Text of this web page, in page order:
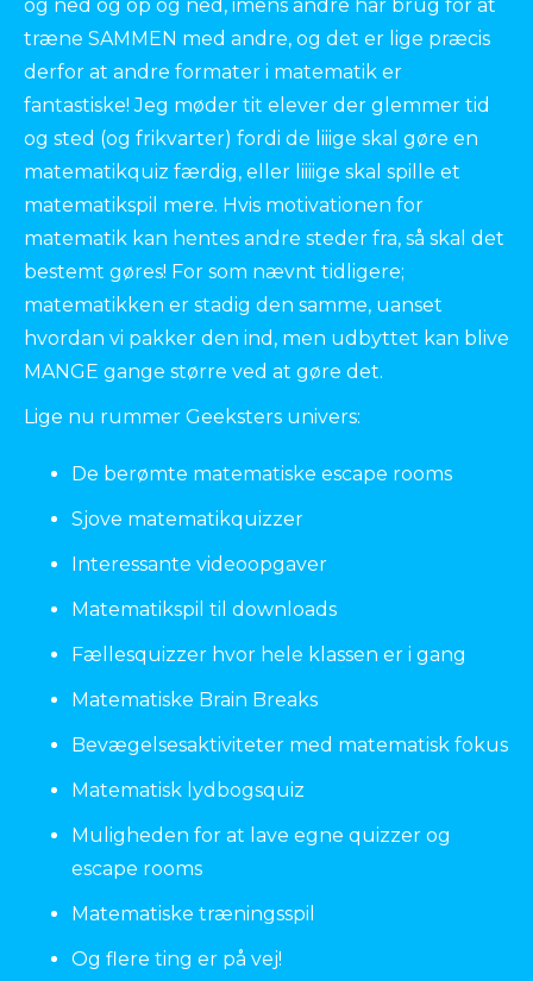
og ned og op og ned, imens andre har brug for at
træne SAMMEN med andre, og det er lige præcis
derfor at andre formater i matematik er
fantastiske! Jeg møder tit elever der glemmer tid
og sted (og frikvarter) fordi de liiige skal gøre en
matematikquiz færdig, eller liiiige skal spille et
matematikspil mere. Hvis motivationen for
matematik kan hentes andre steder fra, så skal det
bestemt gøres! For som nævnt tidligere;
matematikken er stadig den samme, uanset
hvordan vi pakker den ind, men udbyttet kan blive
MANGE gange større ved at gøre det.
Lige nu rummer Geeksters univers:
De berømte matematiske escape rooms
Sjove matematikquizzer
Interessante videoopgaver
Matematikspil til downloads
Fællesquizzer hvor hele klassen er i gang
Matematiske Brain Breaks
Bevægelsesaktiviteter med matematisk fokus
Matematisk lydbogsquiz
Muligheden for at lave egne quizzer og
escape rooms
Matematiske træningsspil
Og flere ting er på vej!